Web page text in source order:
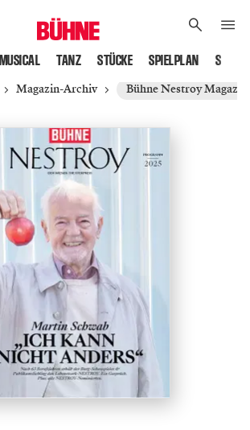
MUSICAL TANZ STÜCKE SPIELPLAN
Magazin-Archiv Bühne Nestroy Magazin